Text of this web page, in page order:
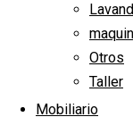
Otros
Taller
Mobiliario